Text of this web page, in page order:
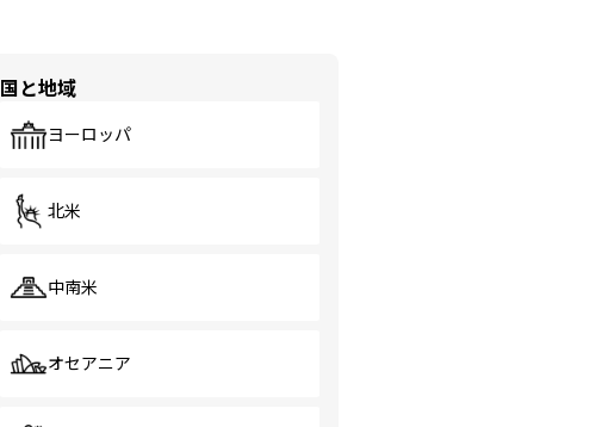
国と地域
ヨーロッパ
北米
中南米
オセアニア